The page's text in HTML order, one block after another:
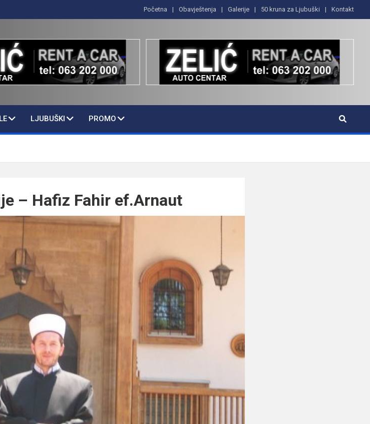
Početna Obavještenja Galerije 50 kruna za Ljubuški Kontakt
LJUBUŠKI PROMO
– Hafiz Fahir ef.Arnaut